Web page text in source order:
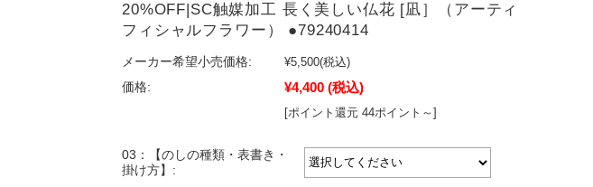
20%OFF|SC触媒加工 長く美しい仏花 [凪］（アーティ
フィシャルフラワー） ●79240414
メーカー希望小売価格: ¥5,500(税込)
価格:
¥4,400 (税込)
[ポイント還元 44ポイント～]
03：【のしの種類・表書き・
掛け方】: